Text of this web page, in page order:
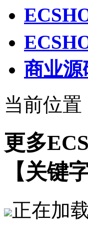
商业源
当前位置
更多
【关键
正在加